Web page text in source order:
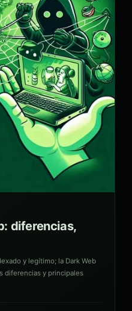
diferencias,
y legítimo; la Dark Web
diferencias y principales